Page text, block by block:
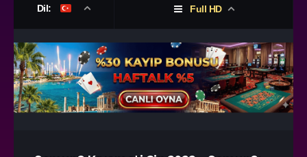
Dil: Full HD